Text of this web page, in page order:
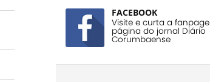
FACEBOOK
Visite e curta a fanpage
página do jornal Diário
Corumbaense